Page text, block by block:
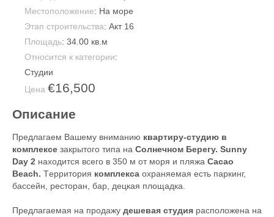
Местоположение: На море
Этап строительства: Акт 16
Площадь: 34.00 кв.м
Относится к категории:
Студии
Цена €16,500
Описание
Предлагаем Вашему вниманию квартиру-студию в
комплексе закрытого типа на Солнечном Берегу. Sunny
Day 2 находится всего в 350 м от моря и пляжа Cacao
Beach. Tерритория комплекса охраняемая есть паркинг,
бассейн, ресторан, бар, децкая площадка.
Предлагаемая на продажу дешевая студия расположена на